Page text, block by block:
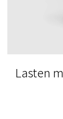
Lasten